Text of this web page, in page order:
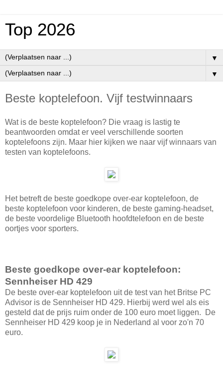
Top 2026
▼
▼
Beste koptelefoon. Vijf testwinnaars
Wat is de beste koptelefoon? Die vraag is lastig te
beantwoorden omdat er veel verschillende soorten
koptelefoons zijn. Maar hier kijken we naar vijf winnaars van
testen van koptelefoons.
Het betreft de beste goedkope over-ear koptelefoon, de
beste koptelefoon voor kinderen, de beste gaming-headset,
de beste voordelige Bluetooth hoofdtelefoon en de beste
oortjes voor sporters.
Beste goedkope over-ear koptelefoon:
Sennheiser HD 429
De beste over-ear koptelefoon uit de test van het Britse PC
Advisor is de Sennheiser HD 429. Hierbij werd wel als eis
gesteld dat de prijs ruim onder de 100 euro moet liggen. De
Sennheiser HD 429 koop je in Nederland al voor zo'n 70
euro.